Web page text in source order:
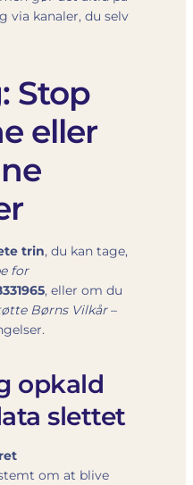
via kanaler, du selv
Stop
eller
trin, du kan tage,
for
, eller om du
Børns Vilkår–
opkald
slettet
om at blive